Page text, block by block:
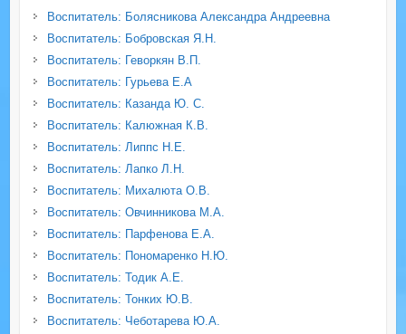
Воспитатель: Болясникова Александра Андреевна
Воспитатель: Бобровская Я.Н.
Воспитатель: Геворкян В.П.
Воспитатель: Гурьева Е.А
Воспитатель: Казанда Ю. С.
Воспитатель: Калюжная К.В.
Воспитатель: Липпс Н.Е.
Воспитатель: Лапко Л.Н.
Воспитатель: Михалюта О.В.
Воспитатель: Овчинникова М.А.
Воспитатель: Парфенова Е.А.
Воспитатель: Пономаренко Н.Ю.
Воспитатель: Тодик А.Е.
Воспитатель: Тонких Ю.В.
Воспитатель: Чеботарева Ю.А.